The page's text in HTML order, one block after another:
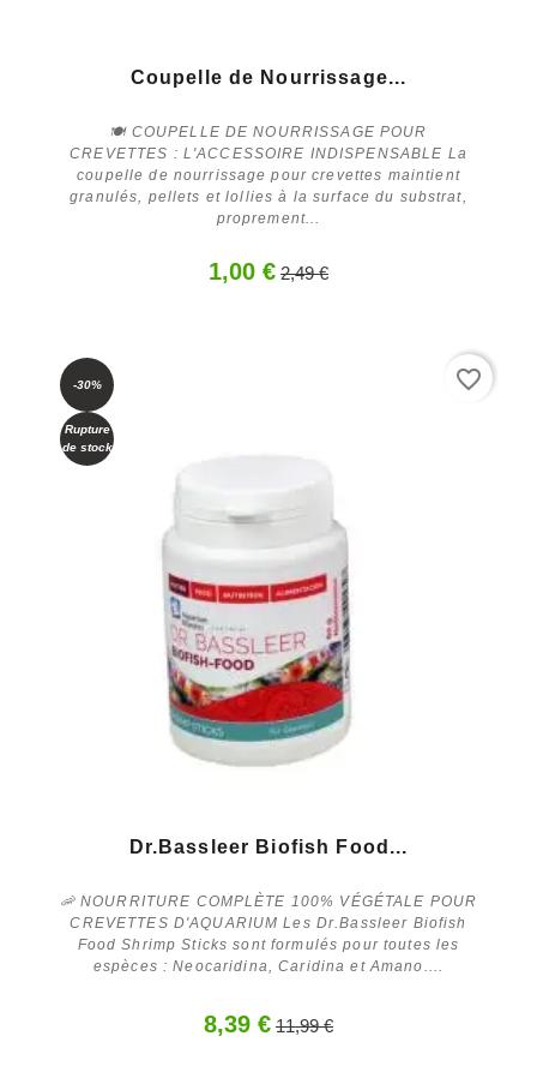
Acheter
Coupelle de Nourrissage...
🍽️ COUPELLE DE NOURRISSAGE POUR
CREVETTES : L'ACCESSOIRE INDISPENSABLE La
coupelle de nourrissage pour crevettes maintient
granulés, pellets et lollies à la surface du substrat,
proprement...
1,00 € 2,49 €
En savoir plus
-30%
Rupture
de stock
Dr.Bassleer Biofish Food...
🦐 NOURRITURE COMPLÈTE 100% VÉGÉTALE POUR
CREVETTES D'AQUARIUM Les Dr.Bassleer Biofish
Food Shrimp Sticks sont formulés pour toutes les
espèces : Neocaridina, Caridina et Amano....
8,39 € 11,99 €
favorite_border